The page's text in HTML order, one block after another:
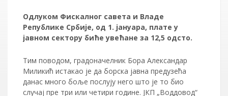
Одлуком Фискалног савета и Владе
Републике Србије, од 1. јануара, плате у
јавном сектору биће увећане за 12,5 одсто.
Тим поводом, градоначелник Бора Александар
Миликић истакао је да борска јавна предузећа
данас много боље послују него што је то био
случај пре три или четири године. ЈКП „Воддовод“